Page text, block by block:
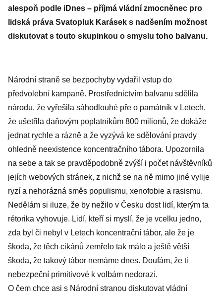
alespoň podle iDnes – příjmá vládní zmocněnec pro
lidská práva Svatopluk Karásek s nadšením možnost
diskutovat s touto skupinkou o smyslu toho balvanu.
Národní straně se bezpochyby vydařil vstup do
předvolební kampaně. Prostřednictvím balvanu sdělila
národu, že vyřešila sáhodlouhé pře o památník v Letech,
že ušetřila daňovým poplatníkům 800 milionů, že dokáže
jednat rychle a rázně a že vyzývá ke sdělování pravdy
ohledně neexistence koncentračního tábora. Upozornila
na sebe a tak se pravděpodobně zvýší i počet návštěvníků
jejích webových stránek, z nichž se na ně mimo jiné vylije
ryzí a nehorázná směs populismu, xenofobie a rasismu.
Nedělám si iluze, že by nežilo v Česku dost lidí, kterým ta
rétorika vyhovuje. Lidí, kteří si myslí, že je vcelku jedno,
zda byl či nebyl v Letech koncentrační tábor, ale že je
škoda, že těch cikánů zemřelo tak málo a ještě větší
škoda, že takový tábor nemáme dnes. Doufám, že ti
nebezpeční primitivové k volbám nedorazí.
O čem chce asi s Národní stranou diskutovat vládní